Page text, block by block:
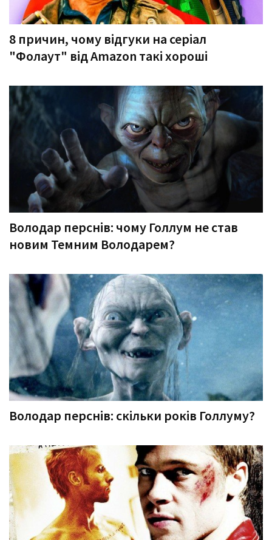
8 причин, чому відгуки на серіал
"Фолаут" від Amazon такі хороші
Володар перснів: чому Голлум не став
новим Темним Володарем?
Володар перснів: скільки років Голлуму?